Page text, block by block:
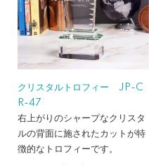
クリスタルトロフィー JP-C
R-47
右上がりのシャープなクリスタ
ルの背面に施されたカットが特
徴的なトロフィーです。